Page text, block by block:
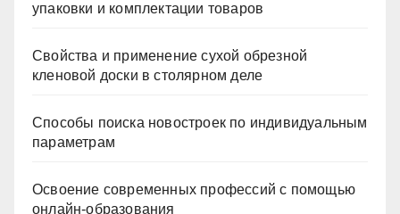
упаковки и комплектации товаров
Свойства и применение сухой обрезной
кленовой доски в столярном деле
Способы поиска новостроек по индивидуальным
параметрам
Освоение современных профессий с помощью
онлайн-образования